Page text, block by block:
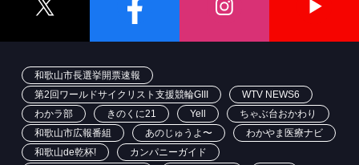
和歌山市長選挙開票速報
第2回ワールドサイクリスト支援競輪GIII
WTV NEWS6
わかラ部
きのくに21 Yell
ちゃぶ台おかわり
和歌山市広報番組
あのじゅうよ〜
わかやま医療ナビ
和歌山de乾杯!
カンパニーガイド